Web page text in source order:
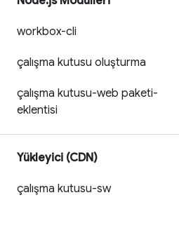
workbox-cli
çalışma kutusu oluşturma
çalışma kutusu-web paketi-
eklentisi
Yükleyici (CDN)
çalışma kutusu-sw